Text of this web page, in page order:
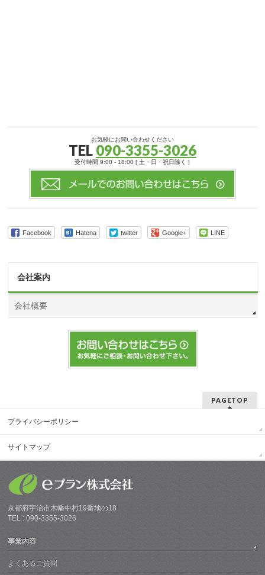
お気軽にお問い合わせください
TEL 090-3355-3026
受付時間 9:00 - 18:00 [ 土・日・祝日除く ]
Facebook Hatena twitter Google+ LINE
会社案内
会社概要
PAGETOP
プライバシーポリシー
サイトマップ
京都府宇治市木幡中村19番地の18
TEL : 090-3355-3026
事業内容
よくあるご質問